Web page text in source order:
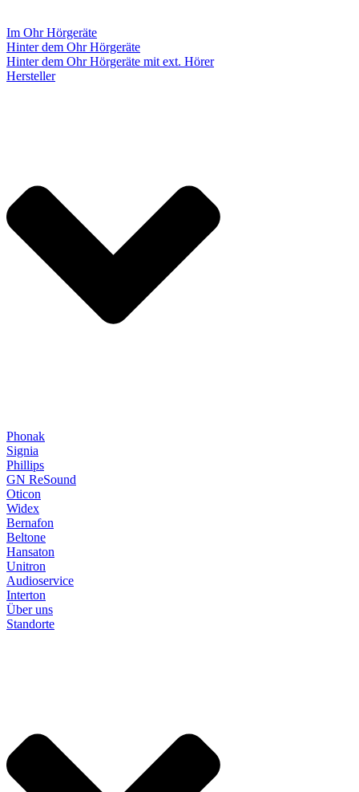
Im Ohr Hörgeräte
Hinter dem Ohr Hörgeräte
Hinter dem Ohr Hörgeräte mit ext. Hörer
Hersteller
Phonak
Signia
Phillips
GN ReSound
Oticon
Widex
Bernafon
Beltone
Hansaton
Unitron
Audioservice
Interton
Über uns
Standorte